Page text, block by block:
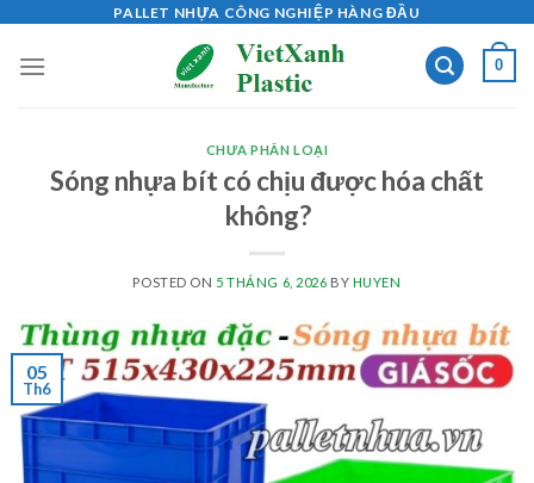
content
PALLET NHỰA CÔNG NGHIỆP HÀNG ĐẦU
0
CHƯA PHÂN LOẠI
Sóng nhựa bít có chịu được hóa chất
không?
POSTED ON 5 THÁNG 6, 2026 BY HUYEN
05
Th6